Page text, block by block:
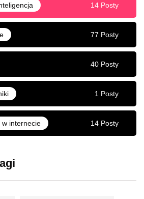
14 Posty
77 Posty
40 Posty
1 Posty
internecie 14 Posty